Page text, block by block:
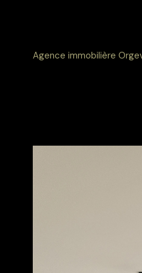
Agence immobilière